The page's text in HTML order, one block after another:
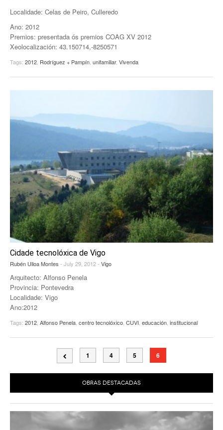
EUROPAN
Localidade: Celas de Peiro, Culleredo
Ano: 2012
Premios: presentada ós premios COAG XV 2012
Xeolocalización: 43.150714,-8250571
Tags: 2012, Rodríguez + Pampín, unifamiliar, Vivenda
Cidade tecnolóxica de Vigo
Rubén Ulloa Montes - July 29, 2012 - Vigo
Arquitecto: Alfonso Penela
Provincia: Pontevedra
Localidade: Vigo
Ano:2012
Tags: 2012, Alfonso Penela, centro tecnolóxico, CUVI, educación, institucional
1 4 5 6
OBRAS DESTACADAS